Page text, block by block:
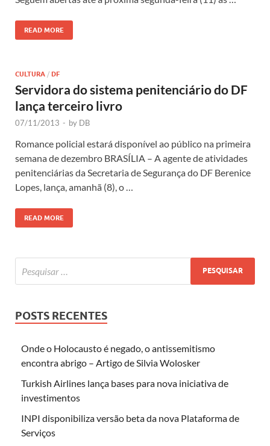
READ MORE
CULTURA / DF
Servidora do sistema penitenciário do DF
lança terceiro livro
07/11/2013 - by DB
Romance policial estará disponível ao público na primeira
semana de dezembro BRASÍLIA – A agente de atividades
penitenciárias da Secretaria de Segurança do DF Berenice
Lopes, lança, amanhã (8), o …
READ MORE
POSTS RECENTES
Onde o Holocausto é negado, o antissemitismo
encontra abrigo – Artigo de Silvia Wolosker
Turkish Airlines lança bases para nova iniciativa de
investimentos
INPI disponibiliza versão beta da nova Plataforma de
Serviços